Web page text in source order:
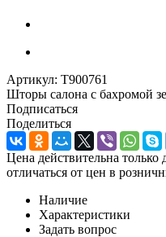
Артикул: T900761
Шторы салона с бахромой
Подписаться
Поделиться
Цена действительна
отличаться от цен в
Наличие
Характеристики
Задать вопрос